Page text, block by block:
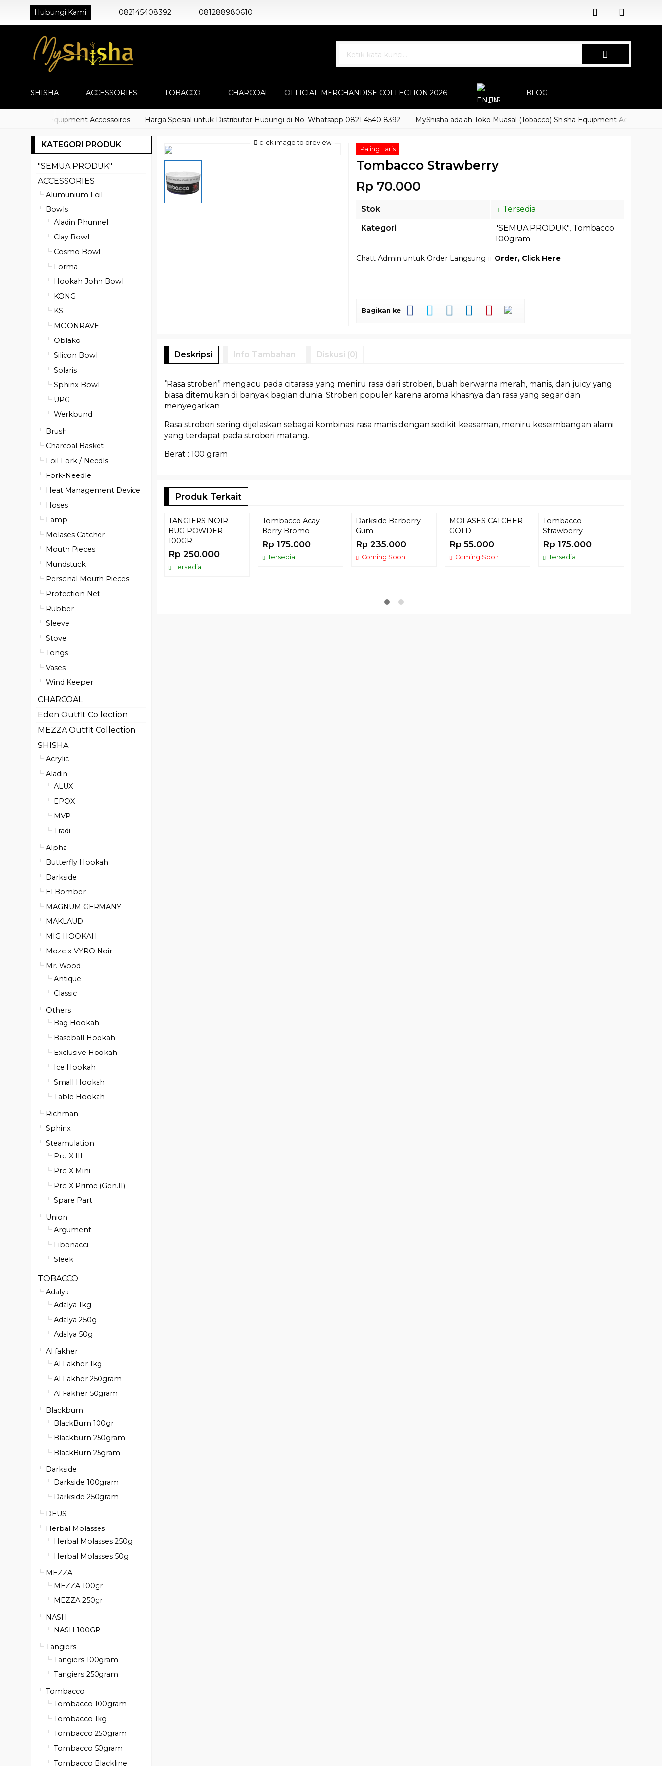
Hubungi Kami 082145408392 081288980610
SHISHA ACCESSORIES TOBACCO CHARCOAL
OFFICIAL MERCHANDISE COLLECTION 2026
EN
BLOG
Shisha Equipment Accessoires Harga Spesial untuk Distributor Hubungi di No. Whatsapp 0821 4540 8392 MyShisha adalah Toko Muasal (Tobacco) Shisha Equipment Accessoires
click image to preview
Paling Laris
Tombacco Strawberry
Rp 70.000
Stok
Tersedia
Kategori
"SEMUA PRODUK", Tombacco
100gram
Chatt Admin untuk Order Langsung Order, Click Here
Bagikan ke
Deskripsi Info Tambahan Diskusi (0)
“Rasa stroberi” mengacu pada citarasa yang meniru rasa dari stroberi, buah berwarna merah, manis, dan juicy yang
biasa ditemukan di banyak bagian dunia. Stroberi populer karena aroma khasnya dan rasa yang segar dan
menyegarkan.
Rasa stroberi sering dijelaskan sebagai kombinasi rasa manis dengan sedikit keasaman, meniru keseimbangan alami
yang terdapat pada stroberi matang.
Berat : 100 gram
Produk Terkait
TANGIERS NOIR
BUG POWDER
100GR
Rp 250.000
Tersedia
Tombacco Acay
Berry Bromo
Rp 175.000
Tersedia
Darkside Barberry
Gum
Rp 235.000
Coming Soon
MOLASES CATCHER
GOLD
Rp 55.000
Coming Soon
Tombacco
Strawberry
Rp 175.000
Tersedia
KATEGORI PRODUK
"SEMUA PRODUK"
ACCESSORIES
Alumunium Foil
Bowls
Aladin Phunnel
Clay Bowl
Cosmo Bowl
Forma
Hookah John Bowl
KONG
KS
MOONRAVE
Oblako
Silicon Bowl
Solaris
Sphinx Bowl
UPG
Werkbund
Brush
Charcoal Basket
Foil Fork / Needls
Fork-Needle
Heat Management Device
Hoses
Lamp
Molases Catcher
Mouth Pieces
Mundstuck
Personal Mouth Pieces
Protection Net
Rubber
Sleeve
Stove
Tongs
Vases
Wind Keeper
CHARCOAL
Eden Outfit Collection
MEZZA Outfit Collection
SHISHA
Acrylic
Aladin
ALUX
EPOX
MVP
Tradi
Alpha
Butterfly Hookah
Darkside
El Bomber
MAGNUM GERMANY
MAKLAUD
MIG HOOKAH
Moze x VYRO Noir
Mr. Wood
Antique
Classic
Others
Bag Hookah
Baseball Hookah
Exclusive Hookah
Ice Hookah
Small Hookah
Table Hookah
Richman
Sphinx
Steamulation
Pro X III
Pro X Mini
Pro X Prime (Gen.II)
Spare Part
Union
Argument
Fibonacci
Sleek
TOBACCO
Adalya
Adalya 1kg
Adalya 250g
Adalya 50g
Al fakher
Al Fakher 1kg
Al Fakher 250gram
Al Fakher 50gram
Blackburn
BlackBurn 100gr
Blackburn 250gram
BlackBurn 25gram
Darkside
Darkside 100gram
Darkside 250gram
DEUS
Herbal Molasses
Herbal Molasses 250g
Herbal Molasses 50g
MEZZA
MEZZA 100gr
MEZZA 250gr
NASH
NASH 100GR
Tangiers
Tangiers 100gram
Tangiers 250gram
Tombacco
Tombacco 100gram
Tombacco 1kg
Tombacco 250gram
Tombacco 50gram
Tombacco Blackline